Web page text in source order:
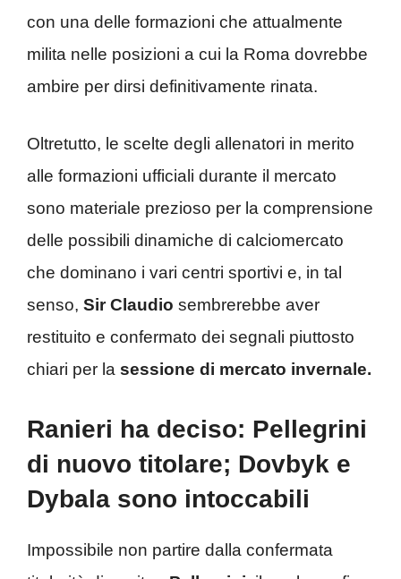
con una delle formazioni che attualmente
milita nelle posizioni a cui la Roma dovrebbe
ambire per dirsi definitivamente rinata.
Oltretutto, le scelte degli allenatori in merito
alle formazioni ufficiali durante il mercato
sono materiale prezioso per la comprensione
delle possibili dinamiche di calciomercato
che dominano i vari centri sportivi e, in tal
senso, Sir Claudio sembrerebbe aver
restituito e confermato dei segnali piuttosto
chiari per la sessione di mercato invernale.
Ranieri ha deciso: Pellegrini
di nuovo titolare; Dovbyk e
Dybala sono intoccabili
Impossibile non partire dalla confermata